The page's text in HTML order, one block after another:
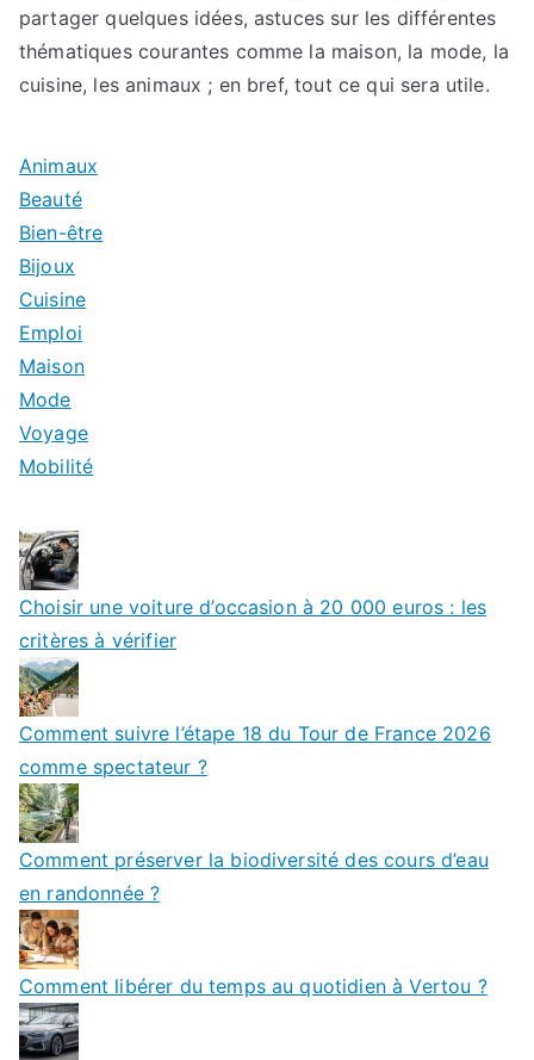
partager quelques idées, astuces sur les différentes
thématiques courantes comme la maison, la mode, la
cuisine, les animaux ; en bref, tout ce qui sera utile.
Animaux
Beauté
Bien-être
Bijoux
Cuisine
Emploi
Maison
Mode
Voyage
Mobilité
Choisir une voiture d’occasion à 20 000 euros : les
critères à vérifier
Comment suivre l’étape 18 du Tour de France 2026
comme spectateur ?
Comment préserver la biodiversité des cours d’eau
en randonnée ?
Comment libérer du temps au quotidien à Vertou ?